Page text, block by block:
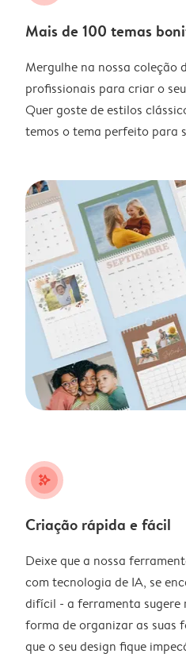
Mais de 100 temas
Mergulhe na nossa coleção
profissionais para criar o
Quer goste de estilos
temos o tema perfeito para
stars_plus
Criação rápida e fácil
Deixe que a nossa
com tecnologia de IA, se
difícil - a ferramenta sugere
forma de organizar as
que o seu design fique